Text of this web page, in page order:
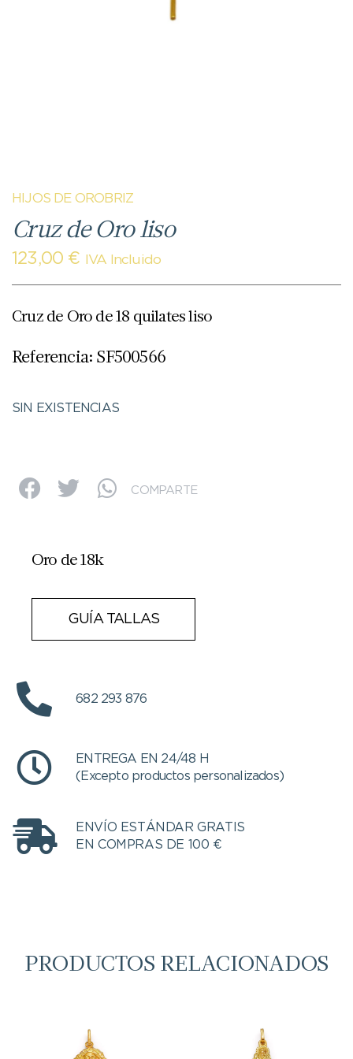
HIJOS DE OROBRIZ
Cruz de Oro liso
123,00 € IVA Incluido
Cruz de Oro de 18 quilates liso
Referencia: SF500566
SIN EXISTENCIAS
COMPARTE
Oro de 18k
GUÍA TALLAS
682 293 876
ENTREGA EN 24/48 H
(Excepto productos personalizados)
ENVÍO ESTÁNDAR GRATIS
EN COMPRAS DE 100 €
PRODUCTOS RELACIONADOS